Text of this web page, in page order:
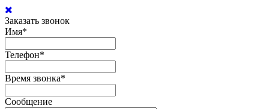
Заказать звонок
Имя*
Телефон*
Время звонка*
Сообщение